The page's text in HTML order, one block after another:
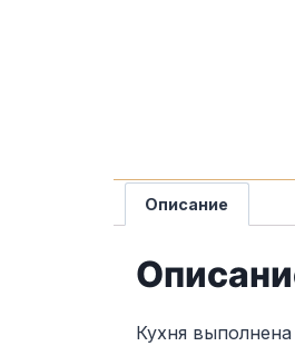
Описание
Кухня